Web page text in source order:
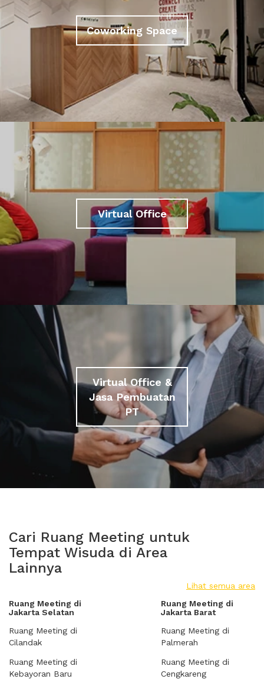
Coworking Space
Virtual Office
Virtual Office &
Jasa Pembuatan
PT
Cari Ruang Meeting untuk
Tempat Wisuda di Area
Lainnya
Lihat semua area
Ruang Meeting di
Jakarta Selatan
Ruang Meeting di
Cilandak
Ruang Meeting di
Kebayoran Baru
Ruang Meeting di
Jakarta Barat
Ruang Meeting di
Palmerah
Ruang Meeting di
Cengkareng